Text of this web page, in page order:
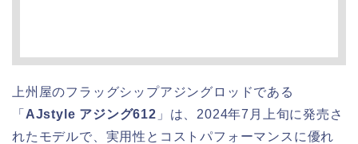
上州屋のフラッグシップアジングロッドである
「 AJstyle アジング612 」は、2024年7月上旬に発売さ
れたモデルで、実用性とコストパフォーマンスに優れ